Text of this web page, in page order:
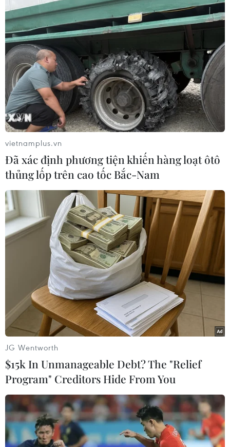
Thủ tướng Nguyễn Xuân Phúc và các đại biểu. (Ảnh: Thống
Nhất/TTXVN)
Các đại biểu tham dự toạ đàm. (Ảnh: Thống Nhất/TTXVN)
Các đại biểu tham dự toạ đàm. (Ảnh: Thống Nhất/TTXVN)
vietnamplus.vn
Đã xác định phương tiện khiến hàng loạt ôtô
thủng lốp trên cao tốc Bắc-Nam
JG Wentworth
$15k In Unmanageable Debt? The "Relief
Program" Creditors Hide From You